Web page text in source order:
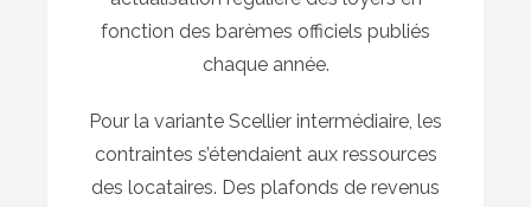
fonction des barèmes officiels publiés
chaque année.
Pour la variante Scellier intermédiaire, les
contraintes s’étendaient aux ressources
des locataires. Des plafonds de revenus